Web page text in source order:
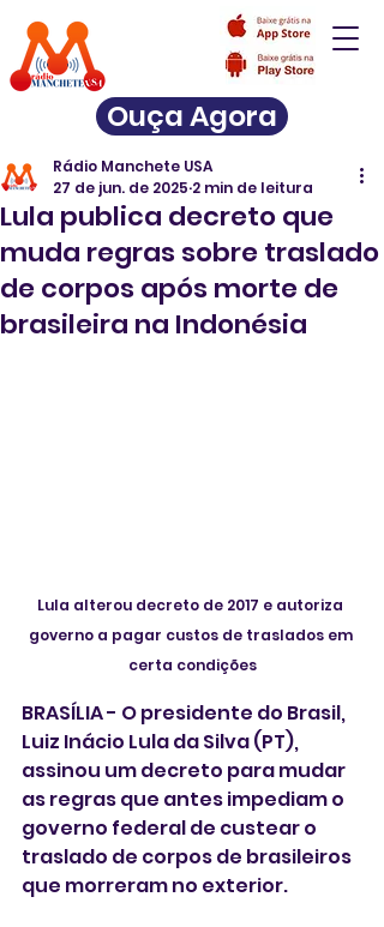
Ouça Agora
Lula publica decreto que
muda regras sobre traslado
de corpos após morte de
brasileira na Indonésia
Rádio Manchete USA
27 de jun. de 2025 2 min de leitura
Lula alterou decreto de 2017 e autoriza
governo a pagar custos de traslados em
certa condições
BRASÍLIA - O presidente do Brasil,
Luiz Inácio Lula da Silva (PT),
assinou um decreto para mudar
as regras que antes impediam o
governo federal de custear o
traslado de corpos de brasileiros
que morreram no exterior.